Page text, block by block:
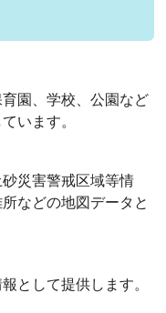
園、学校、公園など
います。
災害警戒区域等情
などの地図データと
として提供します。